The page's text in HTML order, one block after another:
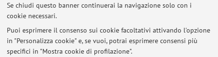
Se chiudi questo banner continuerai la navigazione solo con i
cookie necessari.
Puoi esprimere il consenso sui cookie facoltativi attivando l'opzione
in "Personalizza cookie" e, se vuoi, potrai esprimere consensi più
specifici in "Mostra cookie di profilazione".
Ultimi avvisi